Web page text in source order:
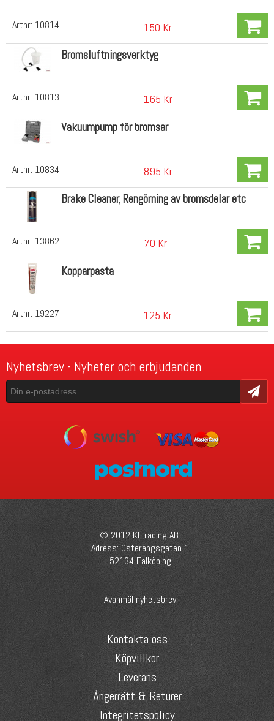
Artnr: 10814 150 Kr
Artnr: 10813
Bromsluftningsverktyg
165 Kr
Artnr: 10834
Vakuumpump för bromsar
895 Kr
Artnr: 13862
Brake Cleaner, Rengörning av bromsdelar etc
70 Kr
Artnr: 19227
Kopparpasta
125 Kr
Nyhetsbrev - Nyheter och erbjudanden
Skicka
© 2012 KL racing AB.
Adress: Österängsgatan 1
52134 Falköping
Avanmäl nyhetsbrev
Kontakta oss
Köpvillkor
Leverans
Ångerrätt & Returer
Integritetspolicy